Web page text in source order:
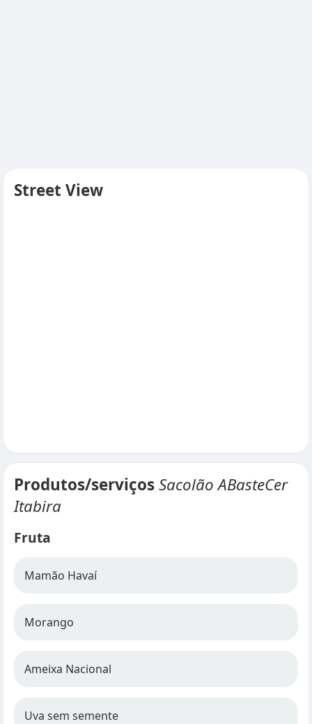
Street View
Produtos/serviçosSacolão ABasteCer
Itabira
Fruta
Mamão Havaí
Morango
Ameixa Nacional
Uva sem semente